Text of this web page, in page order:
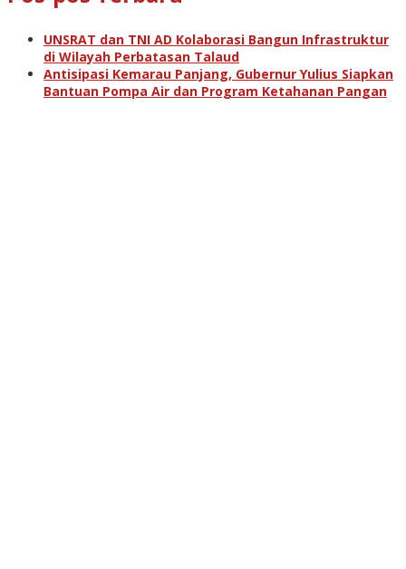
UNSRAT dan TNI AD Kolaborasi Bangun Infrastruktur
di Wilayah Perbatasan Talaud
Antisipasi Kemarau Panjang, Gubernur Yulius Siapkan
Bantuan Pompa Air dan Program Ketahanan Pangan